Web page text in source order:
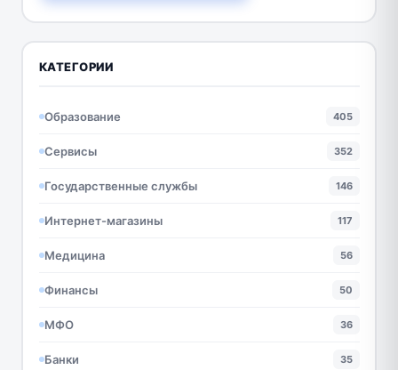
КАТЕГОРИИ
Образование 405
Сервисы 352
Государственные службы 146
Интернет-магазины 117
Медицина 56
Финансы 50
МФО 36
Банки 35